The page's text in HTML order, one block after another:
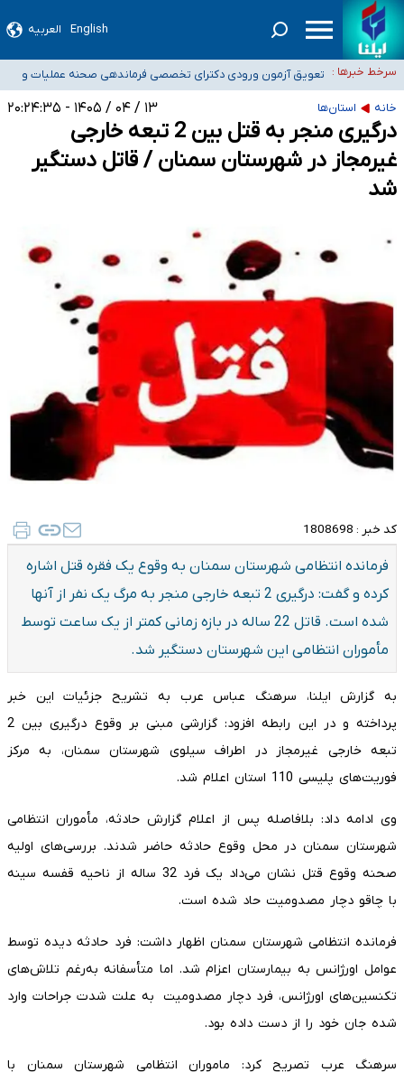
English العربیه
سرخط خبرها :
۴۰ تا ۵۰ روز گرمای نسبی در پیش داریم/ دمای تهران به ۳۸ درجه می‌رسد
هستیم، اما هنوز پاسخ مشخصی نگرفته‌ایم
تعویق آزمون ورودی دکترای تخصصی فرماندهی صحنه عملیات و
آخرین وضعیت شیوع عفونت‌های تنفسی در کشور/ خوزستان و کرمان بالاتر از
آستانه هشدار
خانه استان‌ها ۱۳ / ۰۴ / ۱۴۰۵ - ۲۰:۲۴:۳۵
درگیری منجر به قتل بین 2 تبعه خارجی
غیرمجاز در شهرستان سمنان / قاتل دستگیر
شد
کد خبر : 1808698
فرمانده انتظامی شهرستان سمنان به وقوع یک فقره قتل اشاره
کرده و گفت: درگیری 2 تبعه خارجی منجر به مرگ یک نفر از آنها
شده است. قاتل 22 ساله در بازه زمانی کمتر از یک ساعت توسط
مأموران انتظامی این شهرستان دستگیر شد.
به گزارش ایلنا، سرهنگ عباس عرب به تشریح جزئیات این خبر
پرداخته و در این رابطه افزود: گزارشی مبنی بر وقوع درگیری بین 2
تبعه خارجی غیرمجاز در اطراف سیلوی شهرستان سمنان، به مرکز
فوریت‌های پلیسی 110 استان اعلام شد.
وی ادامه داد: بلافاصله پس از اعلام گزارش حادثه، مأموران انتظامی
شهرستان سمنان در محل وقوع حادثه حاضر شدند. بررسی‌های اولیه
صحنه وقوع قتل نشان می‌داد یک فرد 32 ساله از ناحیه قفسه سینه
با چاقو دچار مصدومیت حاد شده است.
فرمانده انتظامی شهرستان سمنان اظهار داشت: فرد حادثه دیده توسط
عوامل اورژانس به بیمارستان اعزام شد. اما متأسفانه به‌رغم تلاش‌های
تکنسین‌های اورژانس، فرد دچار مصدومیت به علت شدت جراحات وارد
شده جان خود را از دست داده بود.
سرهنگ عرب تصریح کرد: ماموران انتظامی شهرستان سمنان با